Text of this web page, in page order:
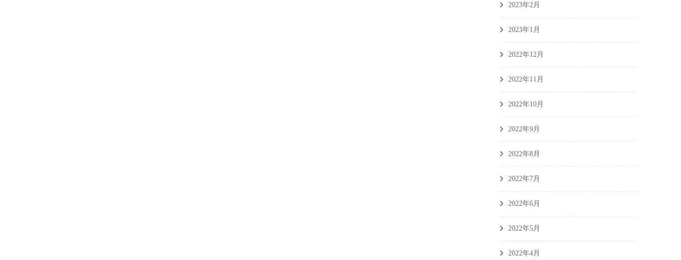
2023年2月
2023年1月
2022年12月
2022年11月
2022年10月
2022年9月
2022年8月
2022年7月
2022年6月
2022年5月
2022年4月